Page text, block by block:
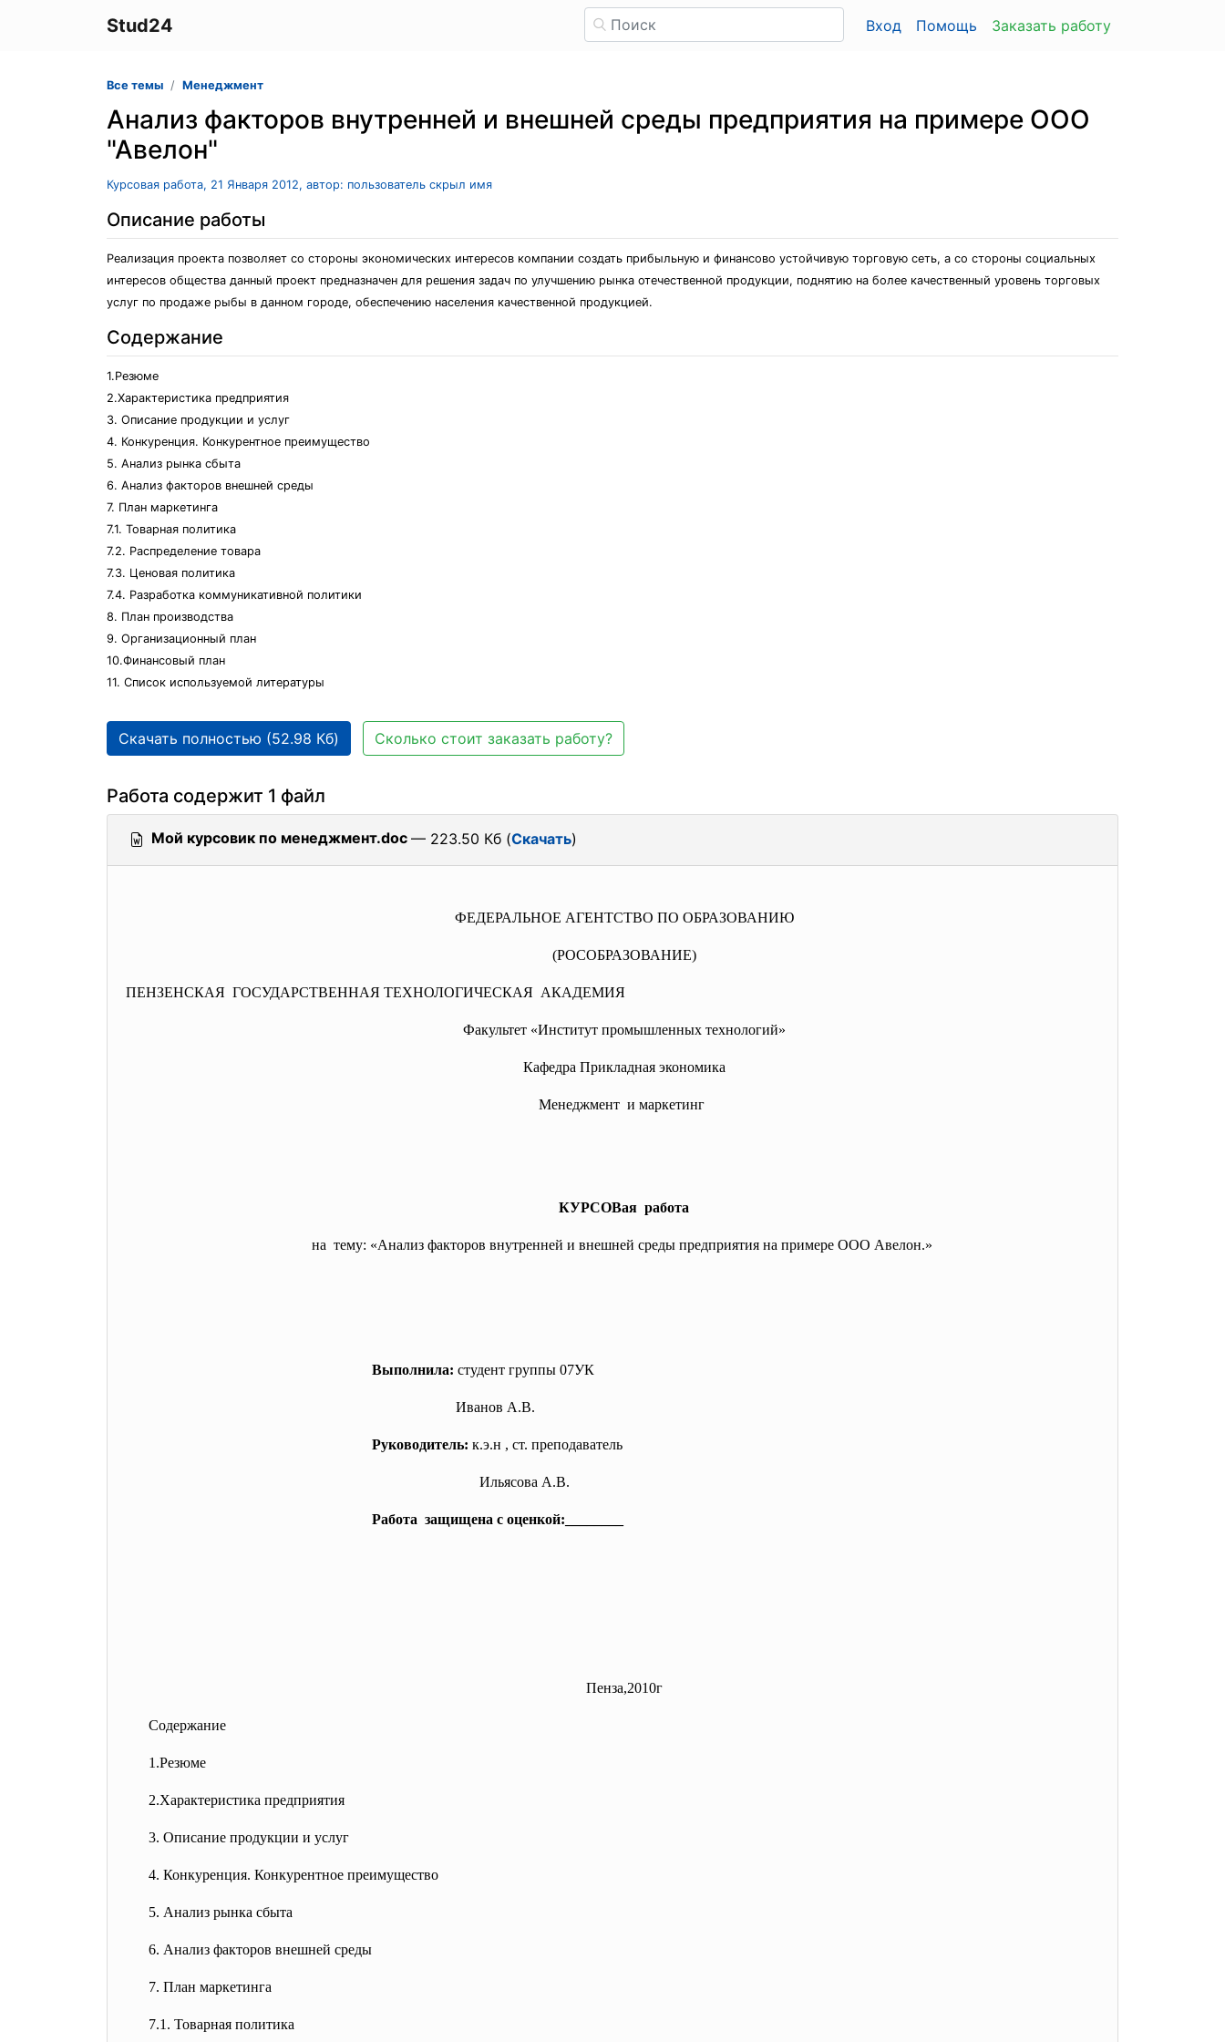
Stud24 Вход Помощь Заказать работу
Все темы Менеджмент
Анализ факторов внутренней и внешней среды предприятия на примере ООО
"Авелон"
Курсовая работа, 21 Января 2012, автор: пользователь скрыл имя
Описание работы
Реализация проекта позволяет со стороны экономических интересов компании создать прибыльную и финансово устойчивую торговую сеть, а со стороны социальных
интересов общества данный проект предназначен для решения задач по улучшению рынка отечественной продукции, поднятию на более качественный уровень торговых
услуг по продаже рыбы в данном городе, обеспечению населения качественной продукцией.
Содержание
1.Резюме
2.Характеристика предприятия
3. Описание продукции и услуг
4. Конкуренция. Конкурентное преимущество
5. Анализ рынка сбыта
6. Анализ факторов внешней среды
7. План маркетинга
7.1. Товарная политика
7.2. Распределение товара
7.3. Ценовая политика
7.4. Разработка коммуникативной политики
8. План производства
9. Организационный план
10.Финансовый план
11. Список используемой литературы
Скачать полностью (52.98 Кб) Сколько стоит заказать работу?
Работа содержит 1 файл
Мой курсовик по менеджмент.doc — 223.50 Кб (Скачать)
ФЕДЕРАЛЬНОЕ АГЕНТСТВО ПО ОБРАЗОВАНИЮ
(РОСОБРАЗОВАНИЕ)
ПЕНЗЕНСКАЯ ГОСУДАРСТВЕННАЯ ТЕХНОЛОГИЧЕСКАЯ АКАДЕМИЯ
Факультет «Институт промышленных технологий»
Кафедра Прикладная экономика
Менеджмент и маркетинг
КУРСОВая работа
на тему: «Анализ факторов внутренней и внешней среды предприятия на примере ООО Авелон.»
Выполнила: студент группы 07УК
Иванов А.В.
Руководитель: к.э.н , ст. преподаватель
Ильясова А.В.
Работа защищена с оценкой:________
Пенза,2010г
Содержание
1.Резюме
2.Характеристика предприятия
3. Описание продукции и услуг
4. Конкуренция. Конкурентное преимущество
5. Анализ рынка сбыта
6. Анализ факторов внешней среды
7. План маркетинга
7.1. Товарная политика